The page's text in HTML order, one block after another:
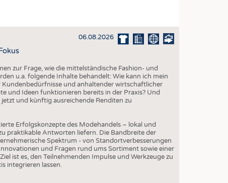
TEXTILIEN
TEXTILES
UND HEIMTEXTILIEN
06.08.2026
zur Frage, wie die mittelständische Fashion- und
u.a. folgende Inhalte behandelt: Wie kann ich mein
und anhaltender wirtschaftlicher
und Ideen funktionieren bereits in der Praxis? Und
und künftig ausreichende Renditen zu
Erfolgskonzepte des Modehandels – lokal und
praktikable Antworten liefern. Die Bandbreite der
Spektrum - von Standortverbesserungen
und Fragen rund ums Sortiment sowie einer
ist es, den Teilnehmenden Impulse und Werkzeuge zu
integrieren lassen.